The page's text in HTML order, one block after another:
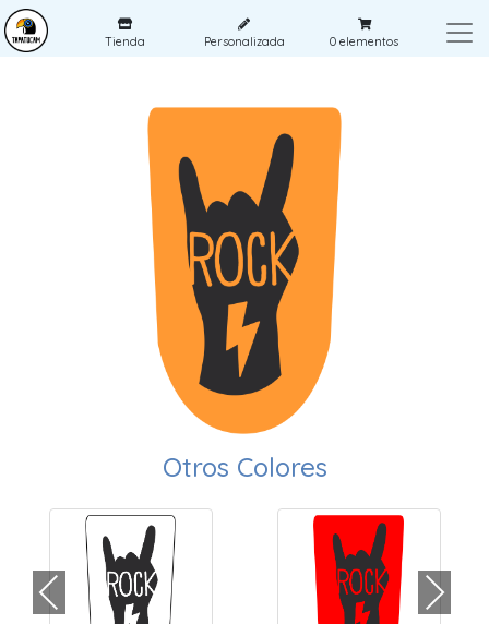
Tienda Personalizada 0 elementos
Otros Colores